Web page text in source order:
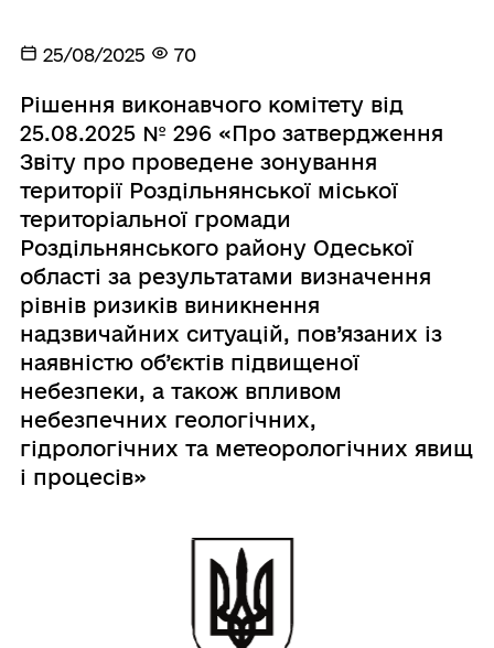
25/08/2025 70
Рішення виконавчого комітету від
25.08.2025 № 296 «Про затвердження
Звіту про проведене зонування
території Роздільнянської міської
територіальної громади
Роздільнянського району Одеської
області за результатами визначення
рівнів ризиків виникнення
надзвичайних ситуацій, пов’язаних із
наявністю об’єктів підвищеної
небезпеки, а також впливом
небезпечних геологічних,
гідрологічних та метеорологічних явищ
і процесів»